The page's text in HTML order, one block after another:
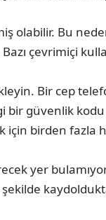
olabilir. Bu
çevrimiçi
Bir cep
güvenlik
birden fazla
yer